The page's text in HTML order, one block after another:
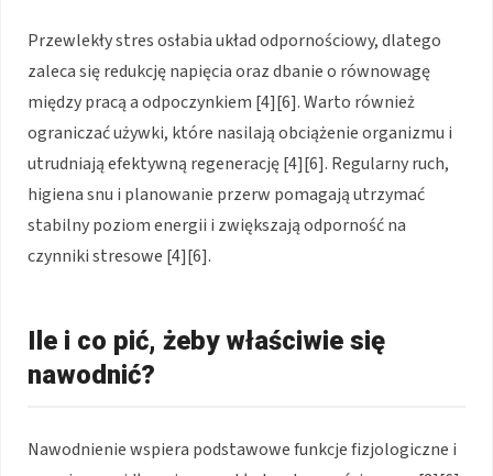
Przewlekły stres osłabia układ odpornościowy, dlatego
zaleca się redukcję napięcia oraz dbanie o równowagę
między pracą a odpoczynkiem [4][6]. Warto również
ograniczać używki, które nasilają obciążenie organizmu i
utrudniają efektywną regenerację [4][6]. Regularny ruch,
higiena snu i planowanie przerw pomagają utrzymać
stabilny poziom energii i zwiększają odporność na
czynniki stresowe [4][6].
Ile i co pić, żeby właściwie się
nawodnić?
Nawodnienie wspiera podstawowe funkcje fizjologiczne i